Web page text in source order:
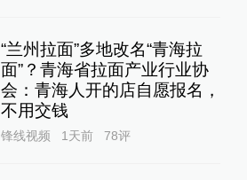
“兰州拉面”多地改名“青海拉
面”？青海省拉面产业行业协
会：青海人开的店自愿报名，
不用交钱
锋线视频 1天前 78评